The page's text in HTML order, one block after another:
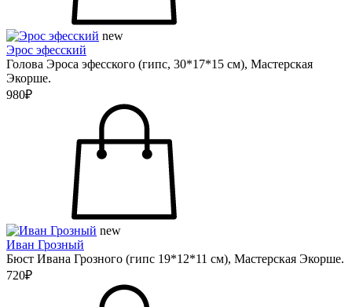
new
Эрос эфесский
Голова Эроса эфесского (гипс, 30*17*15 см), Мастерская
Экорше.
980₽
new
Иван Грозный
Бюст Ивана Грозного (гипс 19*12*11 см), Мастерская Экорше.
720₽